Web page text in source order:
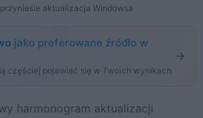
aktualizacja Windowsa
jako preferowane źródło w
częściej pojawiać się w Twoich wynikach